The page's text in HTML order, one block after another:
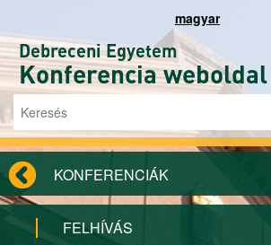
magyar
Debreceni Egyetem
Konferencia weboldal
Keresés űrlap
Keresés
KONFERENCIÁK
FELHÍVÁS